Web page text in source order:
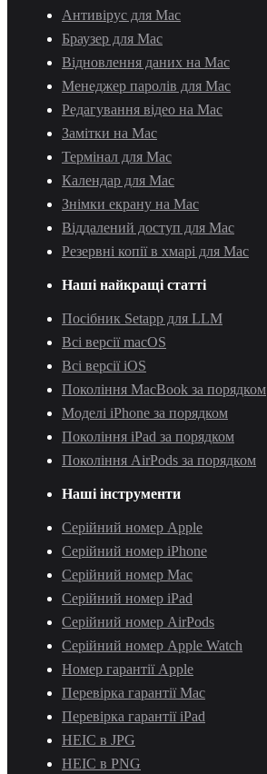
Антивірус для Mac
Браузер для Mac
Відновлення даних на Mac
Менеджер паролів для Mac
Редагування відео на Mac
Замітки на Mac
Термінал для Mac
Календар для Mac
Знімки екрану на Mac
Віддалений доступ для Mac
Резервні копії в хмарі для Mac
Наші найкращі статті
Посібник Setapp для LLM
Всі версії macOS
Всі версії iOS
Покоління MacBook за порядком
Моделі iPhone за порядком
Покоління iPad за порядком
Покоління AirPods за порядком
Наші інструменти
Серійний номер Apple
Серійний номер iPhone
Серійний номер Mac
Серійний номер iPad
Серійний номер AirPods
Серійний номер Apple Watch
Номер гарантії Apple
Перевірка гарантії Mac
Перевірка гарантії iPad
HEIC в JPG
HEIC в PNG